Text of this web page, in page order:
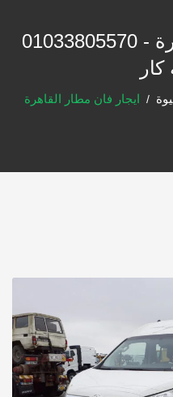
ايجار فان مطار القاهرة - 01033805570
كار
ايجار فان مطار القاهرة